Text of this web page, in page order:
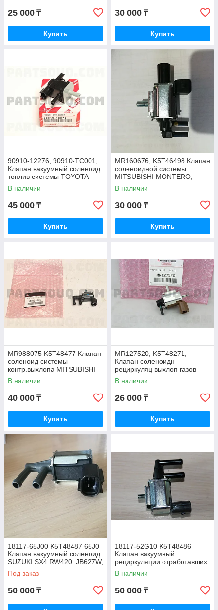
25 000 ₸
Купить
30 000 ₸
Купить
90910-12276, 90910-TC001,
Клапан вакуумный соленоид
топлив системы TOYOTA
RAV4 ZSA30, COROLLA
ZRE181, ZRE151, JAPAN
В наличии
45 000 ₸
Купить
MR160676, K5T46498 Клапан
соленоидной системы
MITSUBISHI MONTERO,
PAJERO SPORT,
OUTLANDER
В наличии
30 000 ₸
Купить
MR988075 K5T48477 Клапан
соленоид системы
контр.выхлопа MITSUBISHI
OUTLANDER CW6W 2006-
2012, JAPAN
В наличии
40 000 ₸
Купить
MR127520, K5T48271,
Клапан соленоидн
рециркуляц выхлоп газов
MITSUBISHI LANCER CS3A
OUTLANDER CU4W
В наличии
26 000 ₸
Купить
18117-65J00 K5T48487 65J0
Клапан вакуумный соленоид
SUZUKI SX4 RW420, JB627W,
JAPAN
Под заказ
50 000 ₸
18117-52G10 K5T48486
Клапан вакуумный
рециркуляции отработавших
газов SUZUKI GRAND VITARA
JB420, JAPAN
В наличии
50 000 ₸